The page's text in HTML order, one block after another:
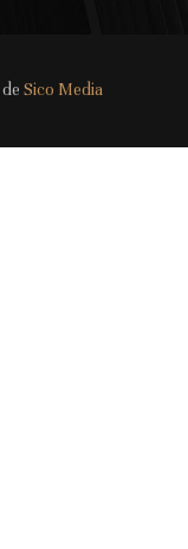
Sico Media